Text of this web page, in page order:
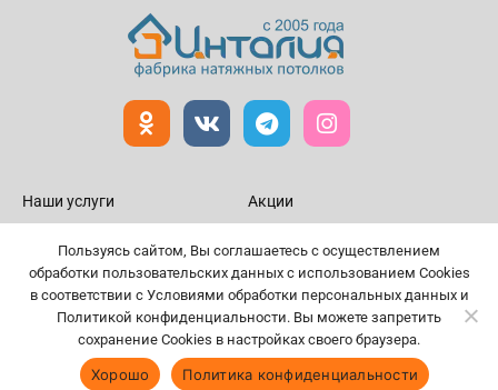
Наши услуги
Галерея потолков
Кухонные фартуки
Фотопечать на обоях
Калькулятор
Акции
Контакты
Цены
Рассрочка
Пользуясь сайтом, Вы соглашаетесь с осуществлением
обработки пользовательских данных с использованием Cookies
в соответствии с Условиями обработки персональных данных и
Политикой конфиденциальности. Вы можете запретить
сохранение Cookies в настройках своего браузера.
Хорошо Политика конфиденциальности